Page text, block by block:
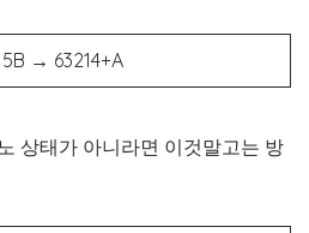
→ 63214+A
상태가 아니라면 이것말고는 방